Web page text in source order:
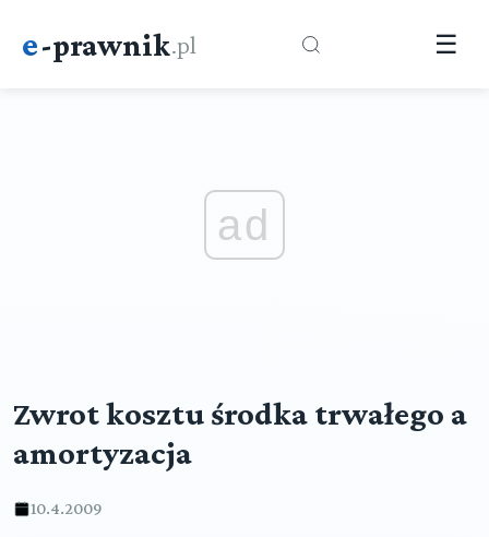
e-prawnik.pl ☰
ad
Zwrot kosztu środka trwałego a
amortyzacja
10.4.2009